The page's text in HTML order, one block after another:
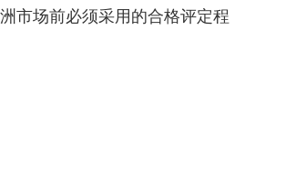
市场前必须采用的合格评定程